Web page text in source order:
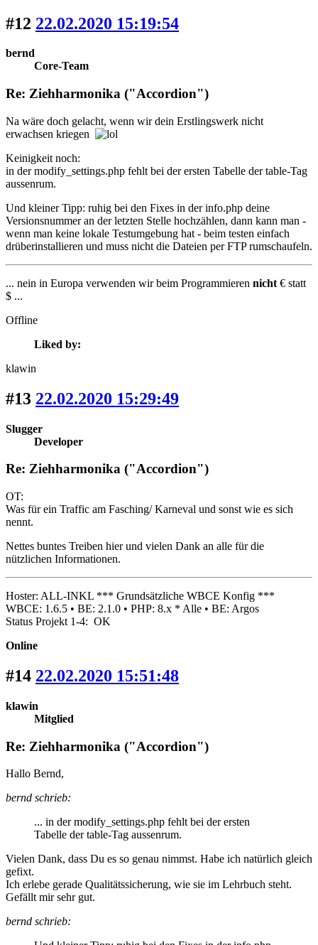
#12 22.02.2020 15:19:54
bernd
Core-Team
Re: Ziehharmonika ("Accordion")
Na wäre doch gelacht, wenn wir dein Erstlingswerk nicht
erwachsen kriegen
Keinigkeit noch:
in der modify_settings.php fehlt bei der ersten Tabelle der table-Tag
aussenrum.
Und kleiner Tipp: ruhig bei den Fixes in der info.php deine
Versionsnummer an der letzten Stelle hochzählen, dann kann man -
wenn man keine lokale Testumgebung hat - beim testen einfach
drüberinstallieren und muss nicht die Dateien per FTP rumschaufeln.
... nein in Europa verwenden wir beim Programmieren nicht € statt
$ ...
Offline
Liked by:
klawin
#13 22.02.2020 15:29:49
Slugger
Developer
Re: Ziehharmonika ("Accordion")
OT:
Was für ein Traffic am Fasching/ Karneval und sonst wie es sich
nennt.
Nettes buntes Treiben hier und vielen Dank an alle für die
nützlichen Informationen.
Hoster: ALL-INKL *** Grundsätzliche WBCE Konfig ***
WBCE: 1.6.5 • BE: 2.1.0 • PHP: 8.x * Alle • BE: Argos
Status Projekt 1-4: OK
Online
#14 22.02.2020 15:51:48
klawin
Mitglied
Re: Ziehharmonika ("Accordion")
Hallo Bernd,
bernd schrieb:
... in der modify_settings.php fehlt bei der ersten
Tabelle der table-Tag aussenrum.
Vielen Dank, dass Du es so genau nimmst. Habe ich natürlich gleich
gefixt.
Ich erlebe gerade Qualitätssicherung, wie sie im Lehrbuch steht.
Gefällt mir sehr gut.
bernd schrieb: